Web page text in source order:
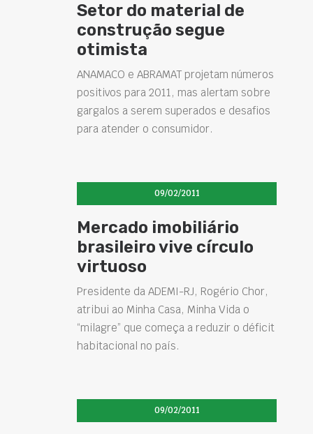
Setor do material de
construção segue
otimista
ANAMACO e ABRAMAT projetam números
positivos para 2011, mas alertam sobre
gargalos a serem superados e desafios
para atender o consumidor.
09/02/2011
Mercado imobiliário
brasileiro vive círculo
virtuoso
Presidente da ADEMI-RJ, Rogério Chor,
atribui ao Minha Casa, Minha Vida o
“milagre” que começa a reduzir o déficit
habitacional no país.
09/02/2011